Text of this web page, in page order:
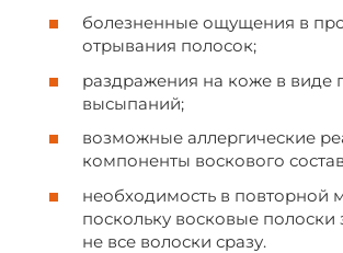
болезненные ощущения в
отрывания полосок;
раздражения на коже в виде
высыпаний;
возможные аллергические
компоненты воскового
необходимость в повторной
поскольку восковые полоски
не все волоски сразу.